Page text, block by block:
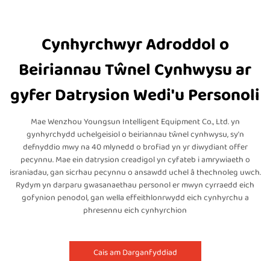
Cynhyrchwyr Adroddol o
Beiriannau Tŵnel Cynhwysu ar
gyfer Datrysion Wedi'u Personoli
Mae Wenzhou Youngsun Intelligent Equipment Co., Ltd. yn
gynhyrchydd uchelgeisiol o beiriannau tŵnel cynhwysu, sy'n
defnyddio mwy na 40 mlynedd o brofiad yn yr diwydiant offer
pecynnu. Mae ein datrysion creadigol yn cyfateb i amrywiaeth o
israniadau, gan sicrhau pecynnu o ansawdd uchel â thechnoleg uwch.
Rydym yn darparu gwasanaethau personol er mwyn cyrraedd eich
gofynion penodol, gan wella effeithlonrwydd eich cynhyrchu a
phresennu eich cynhyrchion
Cais am Darganfyddiad